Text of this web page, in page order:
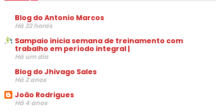
Blog do Antonio Marcos
Há 22 horas
Sampaio inicia semana de treinamento com
trabalho em período integral |
Há um dia
Blog do Jhivago Sales
Há 2 anos
João Rodrigues
Há 4 anos